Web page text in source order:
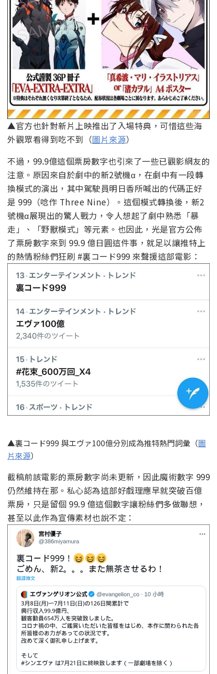
▲官方也針對新片上映推出了入場特典，可惜這些海
外觀眾看得到吃不到（圖片來源）
不過，99.9億這個票房數字也引來了一些已觀影網友的
注意。原因來自於劇中的新2號機α，在劇中有一段轉
換模式的演出，其中駕駛員明日香所喊出的代碼正好
是 999（唸作 Three Nine）。這個模式轉換後，新2
號機α展現出的驚人戰力，令人想起了劇中熟悉「暴
走」、「野獸模式」等元素。也因此，光是官方公佈
了票房數字來到 99.9 億日圓這件事，就足以讓推特上
的熱情粉絲們狂刷 #裏コード999 來聲援這部電影：
▲裏コード999 與エヴァ100億分別成為推特熱門詞彙（圖
片來源）
截稿前該電影的票房數字尚未更新，因此魔術數字 999
仍然維持在那。私心認為這部好戲理應早就突破百億
票房，只是留個 99.9 億這個數字讓粉絲們多做聯想，
甚至以此作為宣傳素材也說不定：